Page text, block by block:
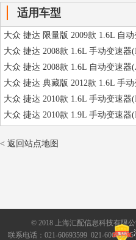
适用车型
大众 捷达 限量版 2009款 1.6L 自
大众 捷达 2008款 1.6L 手动变速器
大众 捷达 2008款 1.6L 自动变速器
大众 捷达 典藏版 2012款 1.6L 手
大众 捷达 2010款 1.6L 手动变速器
大众 捷达 2010款 1.9L 手动变速器
< 返回站点地图
© 2018 上海汇配信息科技有限公
联系电话：021-60693599 021-